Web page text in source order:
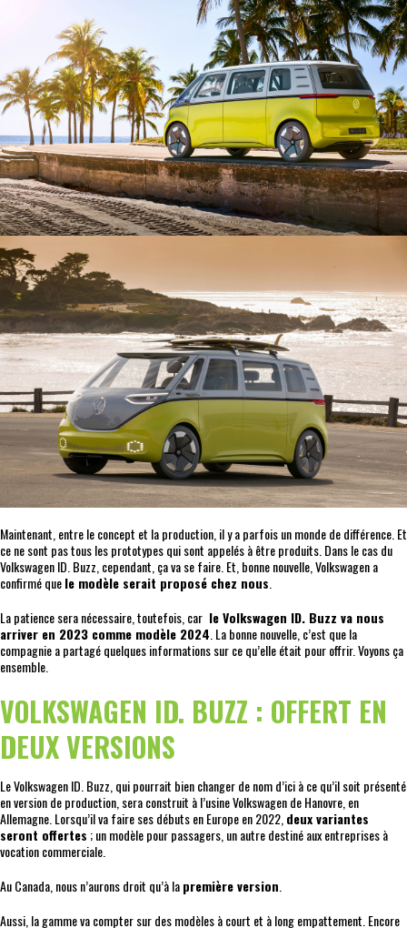
Maintenant, entre le concept et la production, il y a parfois un monde de différence. Et
ce ne sont pas tous les prototypes qui sont appelés à être produits. Dans le cas du
Volkswagen ID. Buzz, cependant, ça va se faire. Et, bonne nouvelle, Volkswagen a
confirmé quele modèle serait proposé chez nous
La patience sera nécessaire, toutefois, car le Volkswagen ID. Buzz va nous
arriver en 2023 comme modèle 2024 . La bonne nouvelle, c’est que la
compagnie a partagé quelques informations sur ce qu’elle était pour offrir. Voyons ça
ensemble.
VOLKSWAGEN ID. BUZZ : OFFERT EN
DEUX VERSIONS
Le Volkswagen ID. Buzz, qui pourrait bien changer de nom d’ici à ce qu’il soit présenté
en version de production, sera construit à l’usine Volkswagen de Hanovre, en
Allemagne. Lorsqu’il va faire ses débuts en Europe en 2022, deux variantes
seront offertes ; un modèle pour passagers, un autre destiné aux entreprises à
vocation commerciale.
Au Canada, nous n’aurons droit qu’à lapremière version
Aussi, la gamme va compter sur des modèles à court et à long empattement. Encore